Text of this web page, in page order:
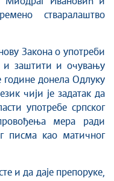
стваралаштво
Закона о употреби
и заштити и очувању
донела Одлуку
чији је задатак да
употребе српског
мера ради
писма као матичног
и да даје препоруке,